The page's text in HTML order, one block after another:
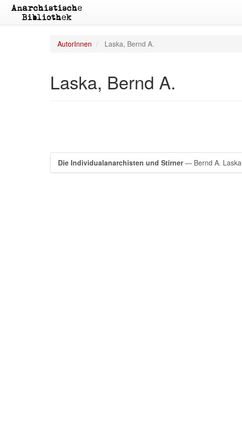
AutorInnen Laska, Bernd A.
Laska, Bernd A.
Die Individualanarchisten und Stirner— Bernd A. Laska